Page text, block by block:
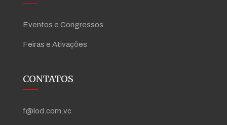
Eventos e Congressos
Feiras e Ativações
CONTATOS
f@lod.com.vc